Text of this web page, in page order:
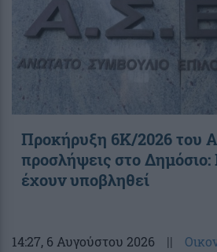
Προκήρυξη 6Κ/2026 του
προσλήψεις στο Δημόσιο:
έχουν υποβληθεί
14:27, 6 Αυγούστου 2026 ||